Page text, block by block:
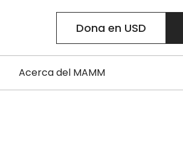
Dona en USD
Acerca del MAMM